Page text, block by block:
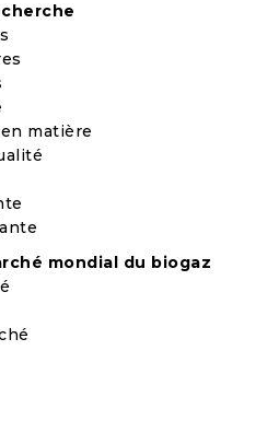
matière
mondial du biogaz